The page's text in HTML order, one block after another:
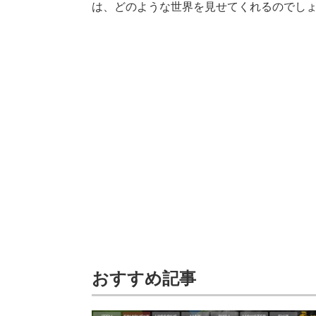
は、どのような世界を見せてくれるのでしょ
おすすめ記事